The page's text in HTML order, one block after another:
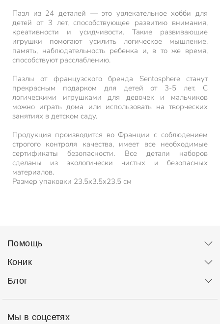
Пазл из 24 деталей — это увлекательное хобби для
детей от 3 лет, способствующее развитию внимания,
креативности и усидчивости. Такие развивающие
игрушки помогают усилить логическое мышление,
память, наблюдательность ребенка и, в то же время,
способствуют расслаблению.
Пазлы от французского бренда Sentosphere станут
прекрасным подарком для детей от 3-5 лет. C
логическими игрушками для девочек и мальчиков
можно играть дома или использовать на творческих
занятиях в детском саду.
Продукция производится во Франции с соблюдением
строгого контроля качества, имеет все необходимые
сертификаты безопасности. Все детали наборов
сделаны из экологически чистых и безопасных
материалов.
Размер упаковки 23.5х3.5х23.5 см
Помощь
Коник
Блог
Мы в соцсетях